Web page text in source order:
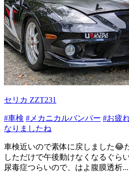
セリカ ZZT231
#車検 #メカニカルバンパー #お疲
なりましたね
車検近いので素体に戻しました😂
しただけで午後動けなくなるぐら
尿毒症つらいので、はよ腹膜透析...